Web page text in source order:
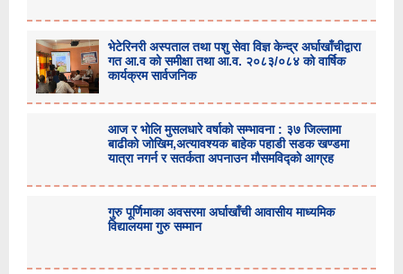
भेटेरिनरी अस्पताल तथा पशु सेवा विज्ञ केन्द्र अर्घाखाँचीद्वारा
गत आ.व को समीक्षा तथा आ.व. २०८३/०८४ को वार्षिक
कार्यक्रम सार्वजनिक
आज र भोलि मुसलधारे वर्षाको सम्भावना : ३७ जिल्लामा
बाढीको जोखिम,अत्यावश्यक बाहेक पहाडी सडक खण्डमा
यात्रा नगर्न र सतर्कता अपनाउन मौसमविद्काे आग्रह
गुरु पूर्णिमाका अवसरमा अर्घाखाँची आवासीय माध्यमिक
विद्यालयमा गुरु सम्मान